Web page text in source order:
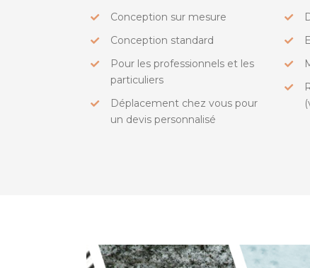
Conception sur mesure
Conception standard
Pour les professionnels et les
particuliers
Déplacement chez vous pour
un devis personnalisé